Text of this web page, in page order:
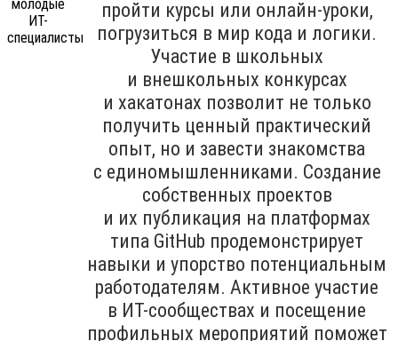
пройти курсы или онлайн-уроки,
погрузиться в мир кода и логики.
Участие в школьных
и внешкольных конкурсах
и хакатонах позволит не только
получить ценный практический
опыт, но и завести знакомства
с единомышленниками. Создание
собственных проектов
и их публикация на платформах
типа GitHub продемонстрирует
навыки и упорство потенциальным
работодателям. Активное участие
в ИТ-сообществах и посещение
профильных мероприятий поможет